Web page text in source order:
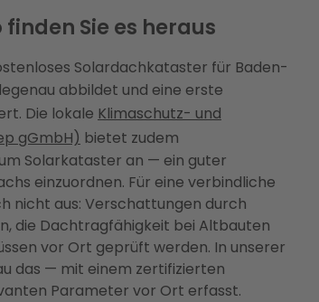
Sie es heraus
Solardachkataster für Baden-
abbildet und eine erste
Die lokale Klimaschutz- und
gGmbH) bietet zudem
Solarkataster an — ein guter
einzuordnen. Für eine verbindliche
nicht aus: Verschattungen durch
die Dachtragfähigkeit bei Altbauten
vor Ort geprüft werden. In unserer
das — mit einem zertifizierten
Parameter vor Ort erfasst.